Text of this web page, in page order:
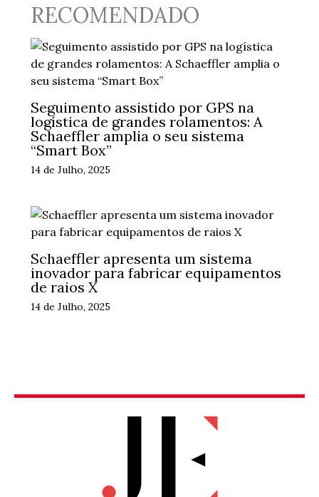
RECOMENDADO
Seguimento assistido por GPS na
logística de grandes rolamentos: A
Schaeffler amplia o seu sistema
“Smart Box”
14 de Julho, 2025
Schaeffler apresenta um sistema
inovador para fabricar equipamentos
de raios X
14 de Julho, 2025